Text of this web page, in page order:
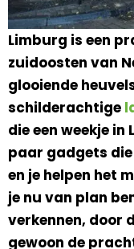
Limburg is een
zuidoosten van
glooiende
schilderachtige
die een weekje in
paar gadgets
en je helpen het
je nu van plan
verkennen, door
gewoon de